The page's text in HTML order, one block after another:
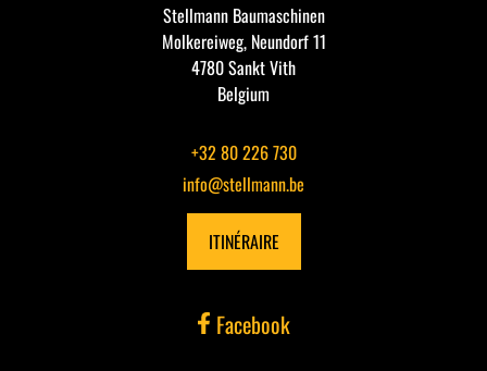
Stellmann Baumaschinen
Molkereiweg, Neundorf 11
4780 Sankt Vith
Belgium
+32 80 226 730
info@stellmann.be
ITINÉRAIRE
Facebook